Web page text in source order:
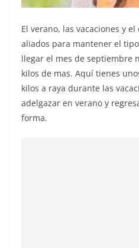
El verano, las vacaciones y
aliados para mantener el
llegar el mes de septiembre
kilos de mas. Aquí tienes
kilos a raya durante las
adelgazar en verano y
forma.